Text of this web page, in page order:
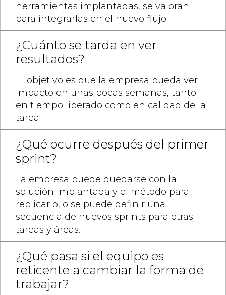
herramientas implantadas, se valoran
para integrarlas en el nuevo flujo.
¿Cuánto se tarda en ver
resultados?
El objetivo es que la empresa pueda ver
impacto en unas pocas semanas, tanto
en tiempo liberado como en calidad de la
tarea.
¿Qué ocurre después del primer
sprint?
La empresa puede quedarse con la
solución implantada y el método para
replicarlo, o se puede definir una
secuencia de nuevos sprints para otras
tareas y áreas.
¿Qué pasa si el equipo es
reticente a cambiar la forma de
trabajar?